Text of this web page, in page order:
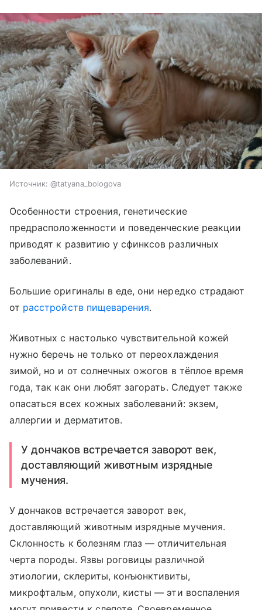
Источник: @tatyana_bologova
Особенности строения, генетические
предрасположенности и поведенческие реакции
приводят к развитию у сфинксов различных
заболеваний.
Большие оригиналы в еде, они нередко страдают
от расстройств пищеварения.
Животных с настолько чувствительной кожей
нужно беречь не только от переохлаждения
зимой, но и от солнечных ожогов в тёплое время
года, так как они любят загорать. Следует также
опасаться всех кожных заболеваний: экзем,
аллергии и дерматитов.
У дончаков встречается заворот век,
доставляющий животным изрядные
мучения.
У дончаков встречается заворот век,
доставляющий животным изрядные мучения.
Склонность к болезням глаз — отличительная
черта породы. Язвы роговицы различной
этиологии, склериты, конъюнктивиты,
микрофтальм, опухоли, кисты — эти воспаления